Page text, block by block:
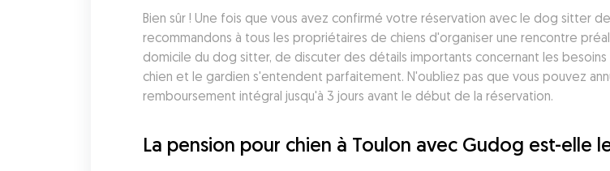
Bien sûr ! Une fois que vous avez confirmé votre réservation avec le dog sitter
recommandons à tous les propriétaires de chiens d'organiser une rencontre
domicile du dog sitter, de discuter des détails importants concernant les
chien et le gardien s'entendent parfaitement. N'oubliez pas que vous pouvez
remboursement intégral jusqu'à 3 jours avant le début de la réservation.
La pension pour chien à Toulon avec Gudog est-elle